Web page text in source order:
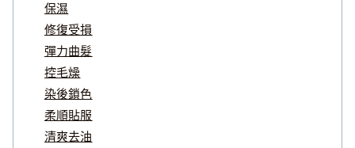
保濕
修復受損
彈力曲髮
控毛燥
染後鎖色
柔順貼服
清爽去油